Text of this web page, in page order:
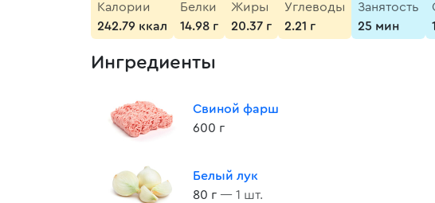
Калории
242.79 ккал
Белки
14.98 г
Жиры
20.37 г
Углеводы
2.21 г
Занятость
25 мин
Ингредиенты
Свиной фарш
600 г
Белый лук
80 г — 1 шт.